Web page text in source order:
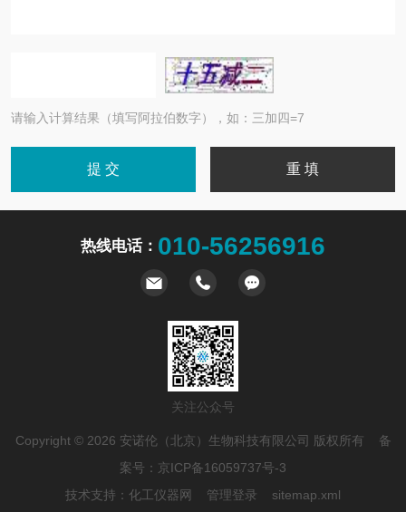
请输入计算结果（填写阿拉伯数字），如：三加四=7
热线电话： 010-56256916
关注公众号
Copyright © 2026 安诺伦（北京）生物科技有限公司 版权所有 备
案号： 京ICP备16059737号-3
技术支持： 化工仪器网 管理登录 sitemap.xml